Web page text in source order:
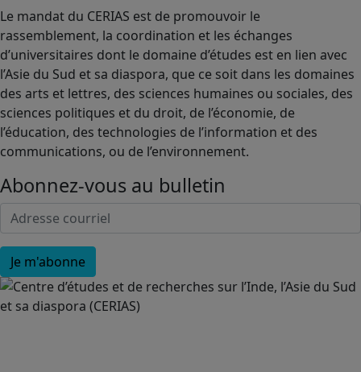
Le mandat du CERIAS est de promouvoir le
rassemblement, la coordination et les échanges
d’universitaires dont le domaine d’études est en lien avec
l’Asie du Sud et sa diaspora, que ce soit dans les domaines
des arts et lettres, des sciences humaines ou sociales, des
sciences politiques et du droit, de l’économie, de
l’éducation, des technologies de l’information et des
communications, ou de l’environnement.
Abonnez-vous au bulletin